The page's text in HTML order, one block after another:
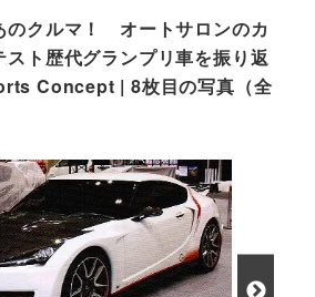
のクルマ！ オートサロンのカ
スト歴代グランプリ車を振り返
Concept | 8枚目の写真（全